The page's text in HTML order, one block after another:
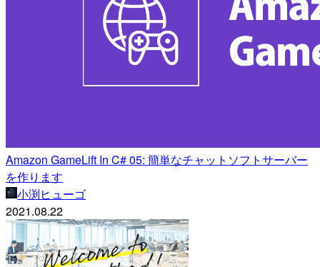
Amazon GameLift In C# 05: 簡単なチャットソフトサーバー
を作ります
小渕ヒューゴ
2021.08.22